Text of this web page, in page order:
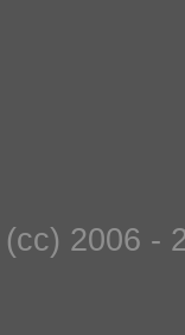
(cc) 2006 -